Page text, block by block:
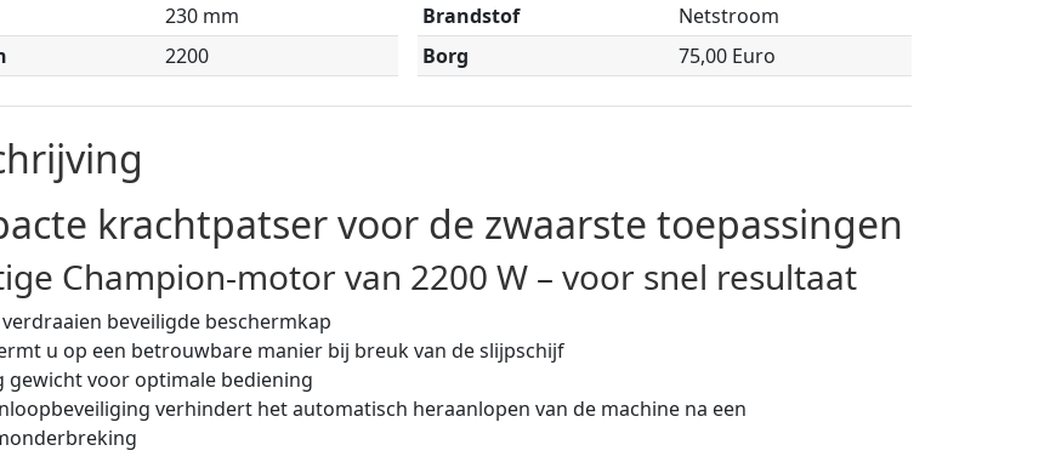
230 mm
2200
Brandstof
Netstroom
Borg
75,00 Euro
krachtpatser voor de zwaarste toepassingen
Champion-motor van 2200 W – voor snel resultaat
beveiligde beschermkap
u op een betrouwbare manier bij breuk van de slijpschijf
gewicht voor optimale bediening
verhindert het automatisch heraanlopen van de machine na een